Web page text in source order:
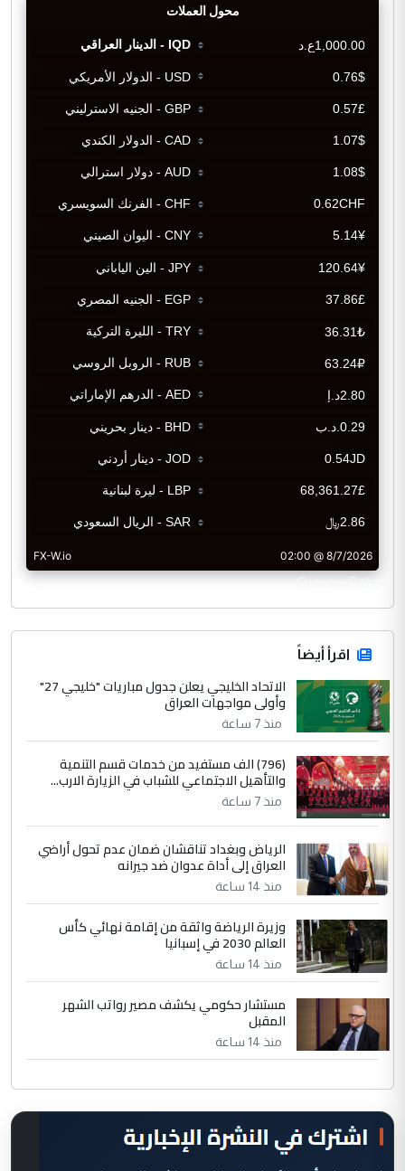
CurrencyRate
اقرأ أيضاً
الاتحاد الخليجي يعلن جدول مباريات "خليجي 27"
وأولى مواجهات العراق
منذ 7 ساعة
(796) الف مستفيد من خدمات قسم التنمية
والتأهيل الاجتماعي للشباب في الزيارة الارب...
منذ 7 ساعة
الرياض وبغداد تناقشان ضمان عدم تحول أراضي
العراق إلى أداة عدوان ضد جيرانه
منذ 14 ساعة
وزيرة الرياضة واثقة من إقامة نهائي كأس
العالم 2030 في إسبانيا
منذ 14 ساعة
مستشار حكومي يكشف مصير رواتب الشهر
المقبل
منذ 14 ساعة